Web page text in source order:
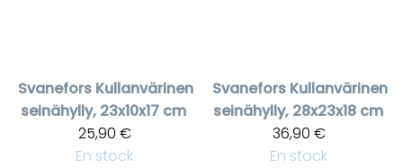
Svanefors Kullanvärinen
seinähylly, 23x10x17 cm
25,90 €
En stock
Svanefors Kullanvärinen
seinähylly, 28x23x18 cm
36,90 €
En stock